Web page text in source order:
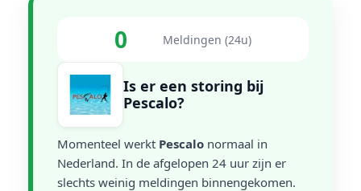
0 Meldingen (24u)
Is er een storing bij
Pescalo?
Momenteel werkt Pescalo normaal in
Nederland. In de afgelopen 24 uur zijn er
slechts weinig meldingen binnengekomen.